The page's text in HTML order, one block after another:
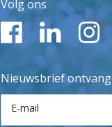
Volg ons
Nieuwsbrief
E-mail